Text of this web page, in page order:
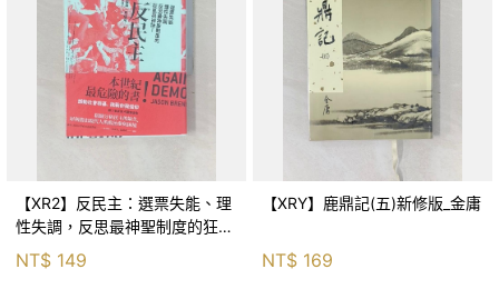
【XR2】反民主：選票失能、理
性失調，反思最神聖制度的狂亂
NT$ 149
【XRY】鹿鼎記(五)新修版_金庸
NT$ 169